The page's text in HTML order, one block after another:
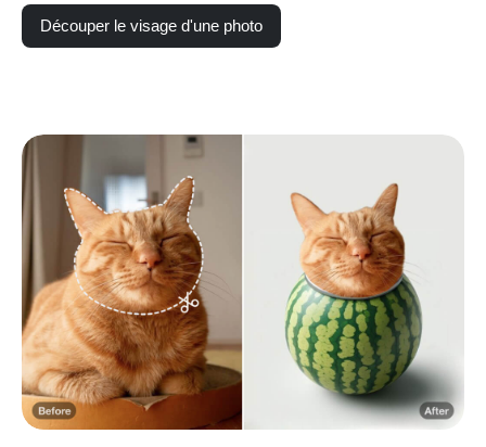
Découper le visage d'une photo